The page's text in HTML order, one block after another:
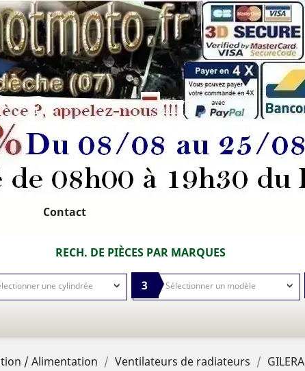
Contact
RECH. DE PIÈCES PAR MARQUES
3
/ Alimentation Ventilateurs de radiateurs GILERA